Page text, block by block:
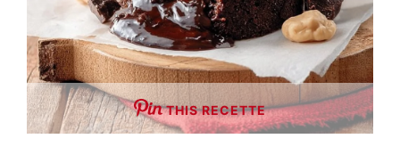
THIS RECETTE